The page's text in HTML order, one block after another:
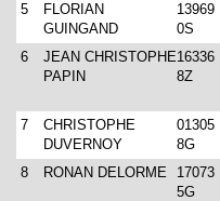
5
FLORIAN
GUINGAND
13969
0S
6
JEAN CHRISTOPHE
PAPIN
16336
8Z
7
CHRISTOPHE
DUVERNOY
01305
8G
8 RONAN DELORME
17073
5G